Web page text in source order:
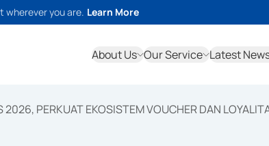
you are. Learn More
About Us Our Service Latest
2026, PERKUAT EKOSISTEM VOUCHER DAN